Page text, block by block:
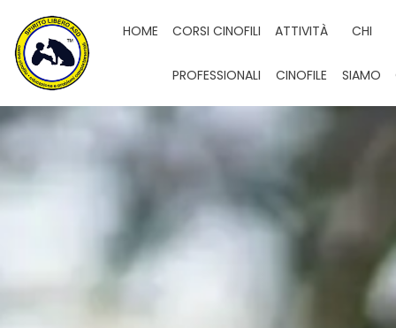
HOME CORSI CINOFILI
PROFESSIONALI
ATTIVITÀ
CINOFILE
CHI
SIAMO